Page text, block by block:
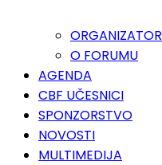
ORGANIZATOR
O FORUMU
AGENDA
CBF UČESNICI
SPONZORSTVO
NOVOSTI
MULTIMEDIJA